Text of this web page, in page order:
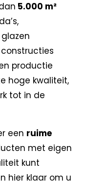
5.000 m²
productie
hoge kwaliteit,
tot in de
een ruime
met eigen
kunt
hier klaar om u